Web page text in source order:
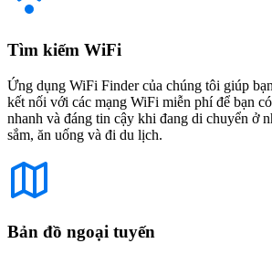
Tìm kiếm WiFi
Ứng dụng WiFi Finder của chúng tôi giúp
kết nối với các mạng WiFi miễn phí để bạn
nhanh và đáng tin cậy khi đang di chuyển ở
sắm, ăn uống và đi du lịch.
Bản đồ ngoại tuyến